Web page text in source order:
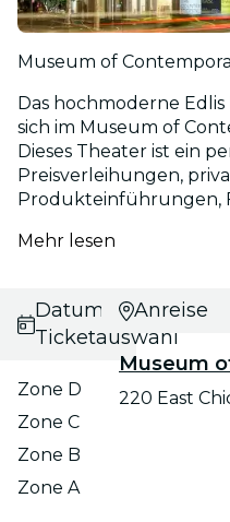
Museum of
Das hochmoderne
sich im Museum of
Dieses Theater ist ein
Preisverleihungen,
Produkteinführungen,
Mehr lesen
Datums- und
Ticketauswahl
Zone D
Zone C
Zone B
Zone A
Anreise
Museum
220 East